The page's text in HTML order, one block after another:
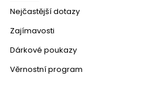
Nejčastější dotazy
Zajímavosti
Dárkové poukazy
Věrnostní program